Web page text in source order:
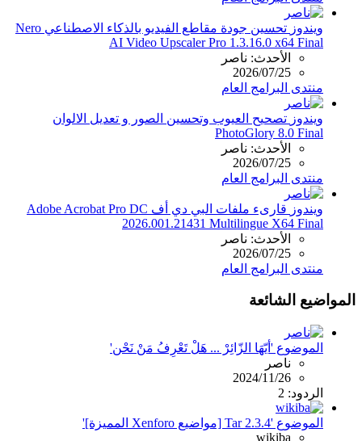
ويندوز
تحسين جودة مقاطع الفيديو بالذكاء الاصطناعي Nero
AI Video Upscaler Pro 1.3.16.0 x64 Final
الأحدث: ناصر
2026/07/25
منتدى البرامج العام
ويندوز تصحيح العيوب وتحسين الصور و تعديل الالوان
PhotoGlory 8.0 Final
الأحدث: ناصر
2026/07/25
منتدى البرامج العام
ويندوز
قارىء ملفات البي دي أف Adobe Acrobat Pro DC
2026.001.21431 Multilingue X64 Final
الأحدث: ناصر
2026/07/25
منتدى البرامج العام
المواضيع الشائعة
الموضوع 'أيّهَا الزّائِرْ ... هَلْ تَعْرِفُ مَنْ نَحْن'
ناصر
2024/11/26
الردود: 2
الموضوع 'Tar 2.3.4 [مواضيع Xenforo المميزة]'
wikiba